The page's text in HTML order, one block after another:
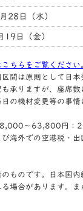
28日（水）
日（金）
ちらをご覧ください
間は原則として日本
承りますが、座席
の機材変更等の事
～63,800円：
海外での空港税・出
ものです。日本国
場合があります。